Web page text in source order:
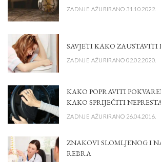
ZADNJE AŽURIRANO 31.10.2022.
SAVJETI KAKO ZAUSTAVITI
ZADNJE AŽURIRANO 02.02.2020.
KAKO POPRAVITI
KAKO SPRIJEČITI
ZADNJE AŽURIRANO 26.04.2016.
ZNAKOVI SLOMLJENOG I
REBRA